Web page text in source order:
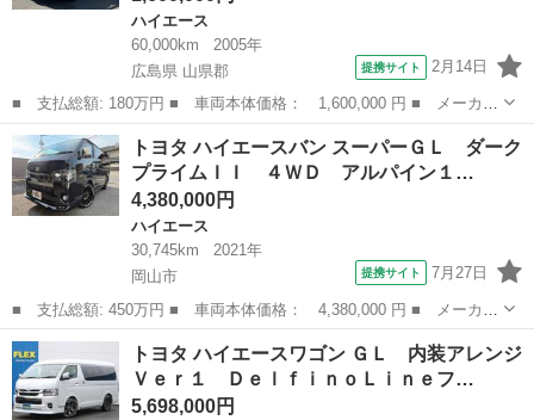
ハイエース
60,000km
2005年
広島県 山県郡
提携サイト 2月14日
■ 支払総額: 180万円 ■ 車両本体価格： 1,600,000 円 ■ メーカー
名： トヨタ ■ 車種名： ハイエースバン ■ グレード名： Ｄ
Ｘ ２５００ディーゼルターボ ナビ ＴＶ ドライブレコーダー
１００Ｖ電源...
広島 山県郡 ハイエース
トヨタ ハイエースバン スーパーＧＬ ダーク
プライムＩＩ ４ＷＤ アルパイン１…
4,380,000円
ハイエース
30,745km
2021年
岡山市
提携サイト 7月27日
■ 支払総額: 450万円 ■ 車両本体価格： 4,380,000 円 ■ メーカー
名： トヨタ ■ 車種名： ハイエースバン ■ グレード名： スー
パーＧＬ ダークプライムＩＩ ４ＷＤ アルパイン１１インチナ
ビ・フルセグ...
岡山 岡山市 ハイエース
トヨタ ハイエースワゴン ＧＬ 内装アレンジ
Ｖｅｒ１ ＤｅｌｆｉｎｏＬｉｎｅフ…
5,698,000円